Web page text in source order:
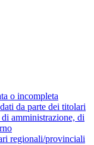
o incompleta
da parte dei titolari
amministrazione, di
regionali/provinciali